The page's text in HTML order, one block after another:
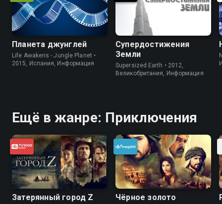
Планета джунглей
Life Awakens - Jungle Planet •
2015, Испания, Информация
Супердостижения
Земли
Supersized Earth • 2012,
Великобритания, Информация
Ещё в жанре: Приключения
Затерянный город Z Чёрное золото